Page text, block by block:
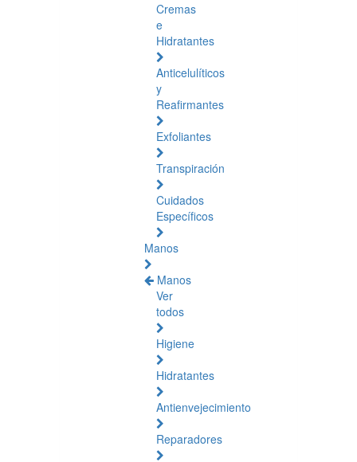
Cremas
e
Hidratantes
Anticelulíticos
y
Reafirmantes
Exfoliantes
Transpiración
Cuidados
Específicos
Manos
Manos
Ver
todos
Higiene
Hidratantes
Antienvejecimiento
Reparadores